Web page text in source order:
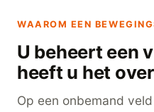
WAAROM EEN
U beheert een
heeft u het
Op een onbemand